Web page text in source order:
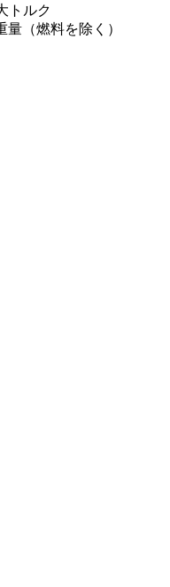
トルク
量（燃料を除く）